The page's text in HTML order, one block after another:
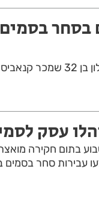
בסחר
עסק
בתום חקירה
עבירות סחר